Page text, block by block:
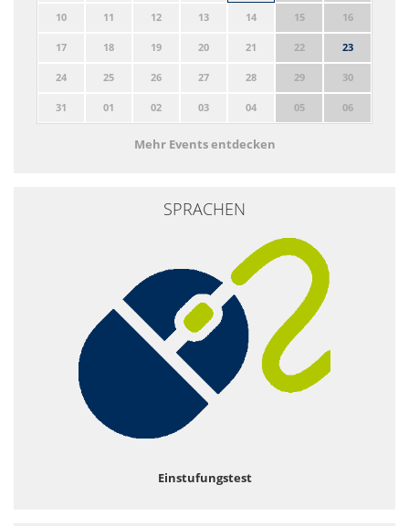
10 11 12 13 14 15 16
17 18 19 20 21 22 23
24 25 26 27 28 29 30
31 01 02 03 04 05 06
Mehr Events entdecken
SPRACHEN
Einstufungstest